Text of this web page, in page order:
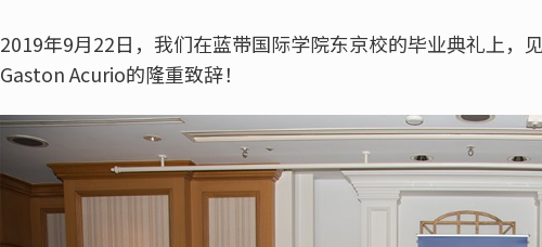
2019年9月22日，我们在蓝带国际学院东京校的毕业典礼上，
Gaston Acurio的隆重致辞！